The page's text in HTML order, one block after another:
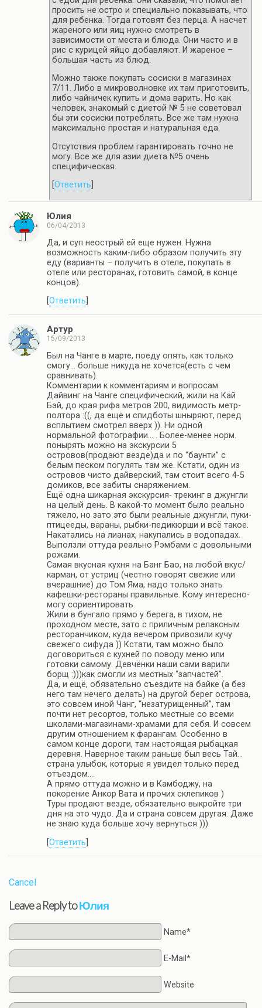
просить не остро и специально показывать, что
для ребенка. Тогда готовят без перца. А насчет
жареного или яиц нужно смотреть в
зависимости от места и блюда. Они часто и в
рис с курицей яйцо добавляют. И жареное –
большая часть из блюд.
Можно также покупать сосиски в магазинах
7/11. Либо в микроволновке их там приготовить,
либо чайничек купить и дома варить. Но как
человек, знакомый с диетой № 5 не советовал
бы эти сосиски потреблять. Все же там нужна
максимально простая и натуральная еда.
Отсутствия проблем гарантировать точно не
могу. Все же для азии диета №5 очень
специфическая.
Ответить
Юлия
06/04/2013
Да, и суп неострый ей еще нужен. Нужна
возможность каким-либо образом получить эту
еду (варианты – получить в отеле, покупать в
отеле или ресторанах, готовить самой, в конце
концов).
Ответить
Артур
15/09/2013
Был на Чанге в марте, поеду опять, как только
смогу… больше никуда не хочется(есть с чем
сравнивать).
Комментарии к комментариям и вопросам:
Дайвинг на Чанге специфический, жили на Кай
Бэй, до края рифа метров 200, видимость метр-
полтора :((, да ещё и спидботы шныряют, перед
всплытием смотрел вверх )). Ни одной
нормальной фотографии… . Более-менее норм.
понырять можно на экскурсии 5
островов(продают везде)да и по “баунти” с
белым песком погулять там же. Кстати, один из
островов чисто дайверский, там стоит всего 4-5
домиков, все забиты снаряжением.
Ещё одна шикарная экскурсия- трекинг в джунгли
на целый день. В какой-то момент было реально
тяжело, но зато это были реальные джунгли, пуки-
птицееды, вараны, рыбки-педикюрши и всё такое.
Накатались на лианах, накупались в водопадах.
Выползли оттуда реально Рэмбами с довольными
рожами.
Самая вкусная кухня на Банг Бао, на любой вкус/
карман, от устриц (честно говорят свежие или
вчерашние) до Том Яма, надо только знать
кафешки-рестораны правильные. Кому интересно-
могу сориентировать.
Жили в бунгало прямо у берега, в тихом, не
проходном месте, зато с приличным релаксным
ресторанчиком, куда вечером привозили кучу
свежего сифуда )) Кстати, там можно было
договориться с кухней по поводу меню или
готовки самому. Девчёнки наши сами варили
борщ :)))как смогли из местных “запчастей”.
Да, и ещё, обязательно съездите на байке (а без
него там нечего делать) на другой берег острова,
это совсем иной Чанг, “незатурищенный”, там
почти нет ресортов, только местные со всеми
школами-магазинами-храмами для себя. И совсем
другим отношением к фарангам. Особенно в
самом конце дороги, там настоящая рыбацкая
деревня. Наверное таким раньше был весь Тай…
страна улыбок, которые я увидел только перед
отъездом….
А прямо оттуда можно и в Камбоджу, на
покорение Анкор Вата и прочих склепиков )
Туры продают везде, обязательно выкройте три
дня на это чудо. Да и страна совсем другая. Даже
не знаю куда больше хочу вернуться )))
Ответить
Cancel
Leave a Reply toЮлия
Name*
E-Mail*
Website